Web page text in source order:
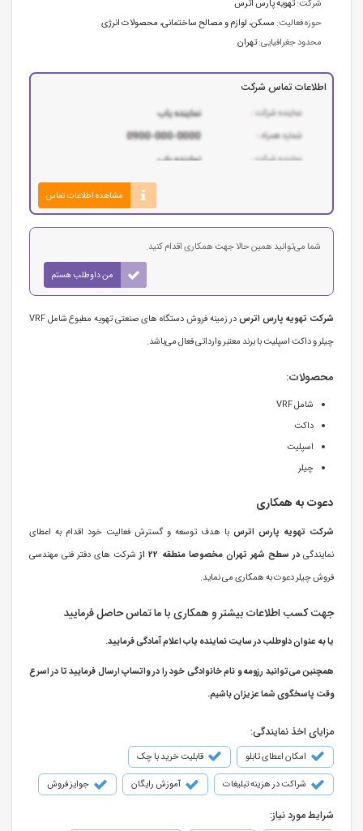
شرکت:تهویه پارس اترس
حوزه فعالیت: مسکن، لوازم و مصالح ساختمانی، محصولات انرژی
محدود جغرافیایی:تهران
اطلاعات تماس شرکت
مشاهده اطلاعات تماس
شما می‌توانید همین حالا جهت همکاری اقدام کنید.
من داوطلب هستم
شرکت تهویه پارس اترس
در زمینه فروش دستگاه های صنعتی تهویه مطبوع شامل VRF
چیلر و داکت اسپلیت با برند معتبر وارداتی فعال می‌باشد.
محصولات:
شامل VRF
داکت
اسپلیت
چیلر
دعوت به همکاری
شرکت تهویه پارس اترس با هدف توسعه و گسترش فعالیت خود اقدام به اعطای
نمایندگی در سطح شهر تهران مخصوصا منطقه 22 از
شرکت های دفتر فنی مهندسی
فروش چیلر دعوت به همکاری می نماید.
جهت کسب اطلاعات بیشتر و همکاری با ما تماس حاصل فرمایید
یا به عنوان داوطلب در سایت نماینده یاب اعلام آمادگی فرمایید.
همچنین می‌توانید رزومه و نام خانوادگی خود را در واتساپ ارسال فرمایید تا در اسرع
وقت پاسخگوی شما عزیزان باشیم.
مزایای اخذ نمایندگی:
امکان اعطای تابلو قابلیت خرید با چک
شراکت در هزینه تبلیغات آموزش رایگان جوایز فروش
شرایط مورد نیاز: